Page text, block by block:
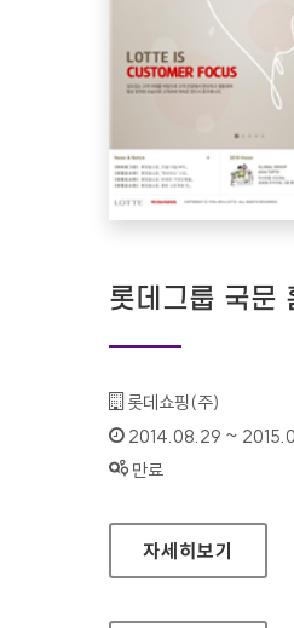
롯데그룹 국문
기관명 :
롯데쇼핑(주)
인증기간 :
2014.08.29 ~
상태 :
만료
롯데그룹 국문 홈
자세히보기